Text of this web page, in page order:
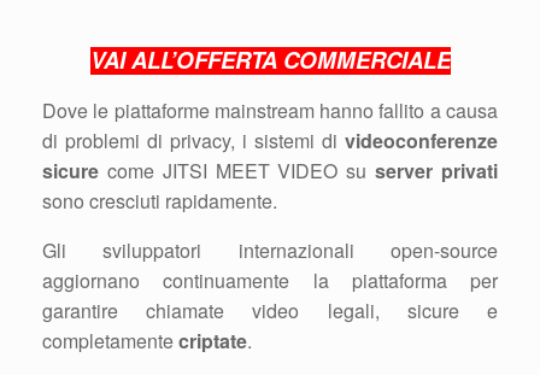
VAI ALL’OFFERTA COMMERCIALE
Dove le piattaforme mainstream hanno fallito a causa
di problemi di privacy, i sistemi di videoconferenze
sicure come JITSI MEET VIDEO suserver privati
sono cresciuti rapidamente.
Gli sviluppatori internazionali open-source
aggiornano continuamente la piattaforma per
garantire chiamate video legali, sicure e
completamentecriptate.